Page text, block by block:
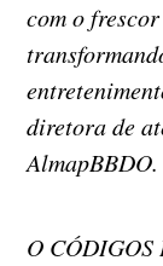
com o
diretora de
AlmapBBDO.
O